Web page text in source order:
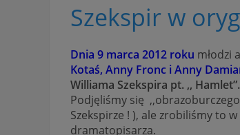
Szekspir w
Dnia 9 marca 2012 roku młodzi
Kotaś, Anny Fronc i Anny
Williama Szekspira pt. ,, Hamlet”.
Podjęliśmy się
Szekspirze ! ), ale zrobiliśmy to
dramatopisarza.